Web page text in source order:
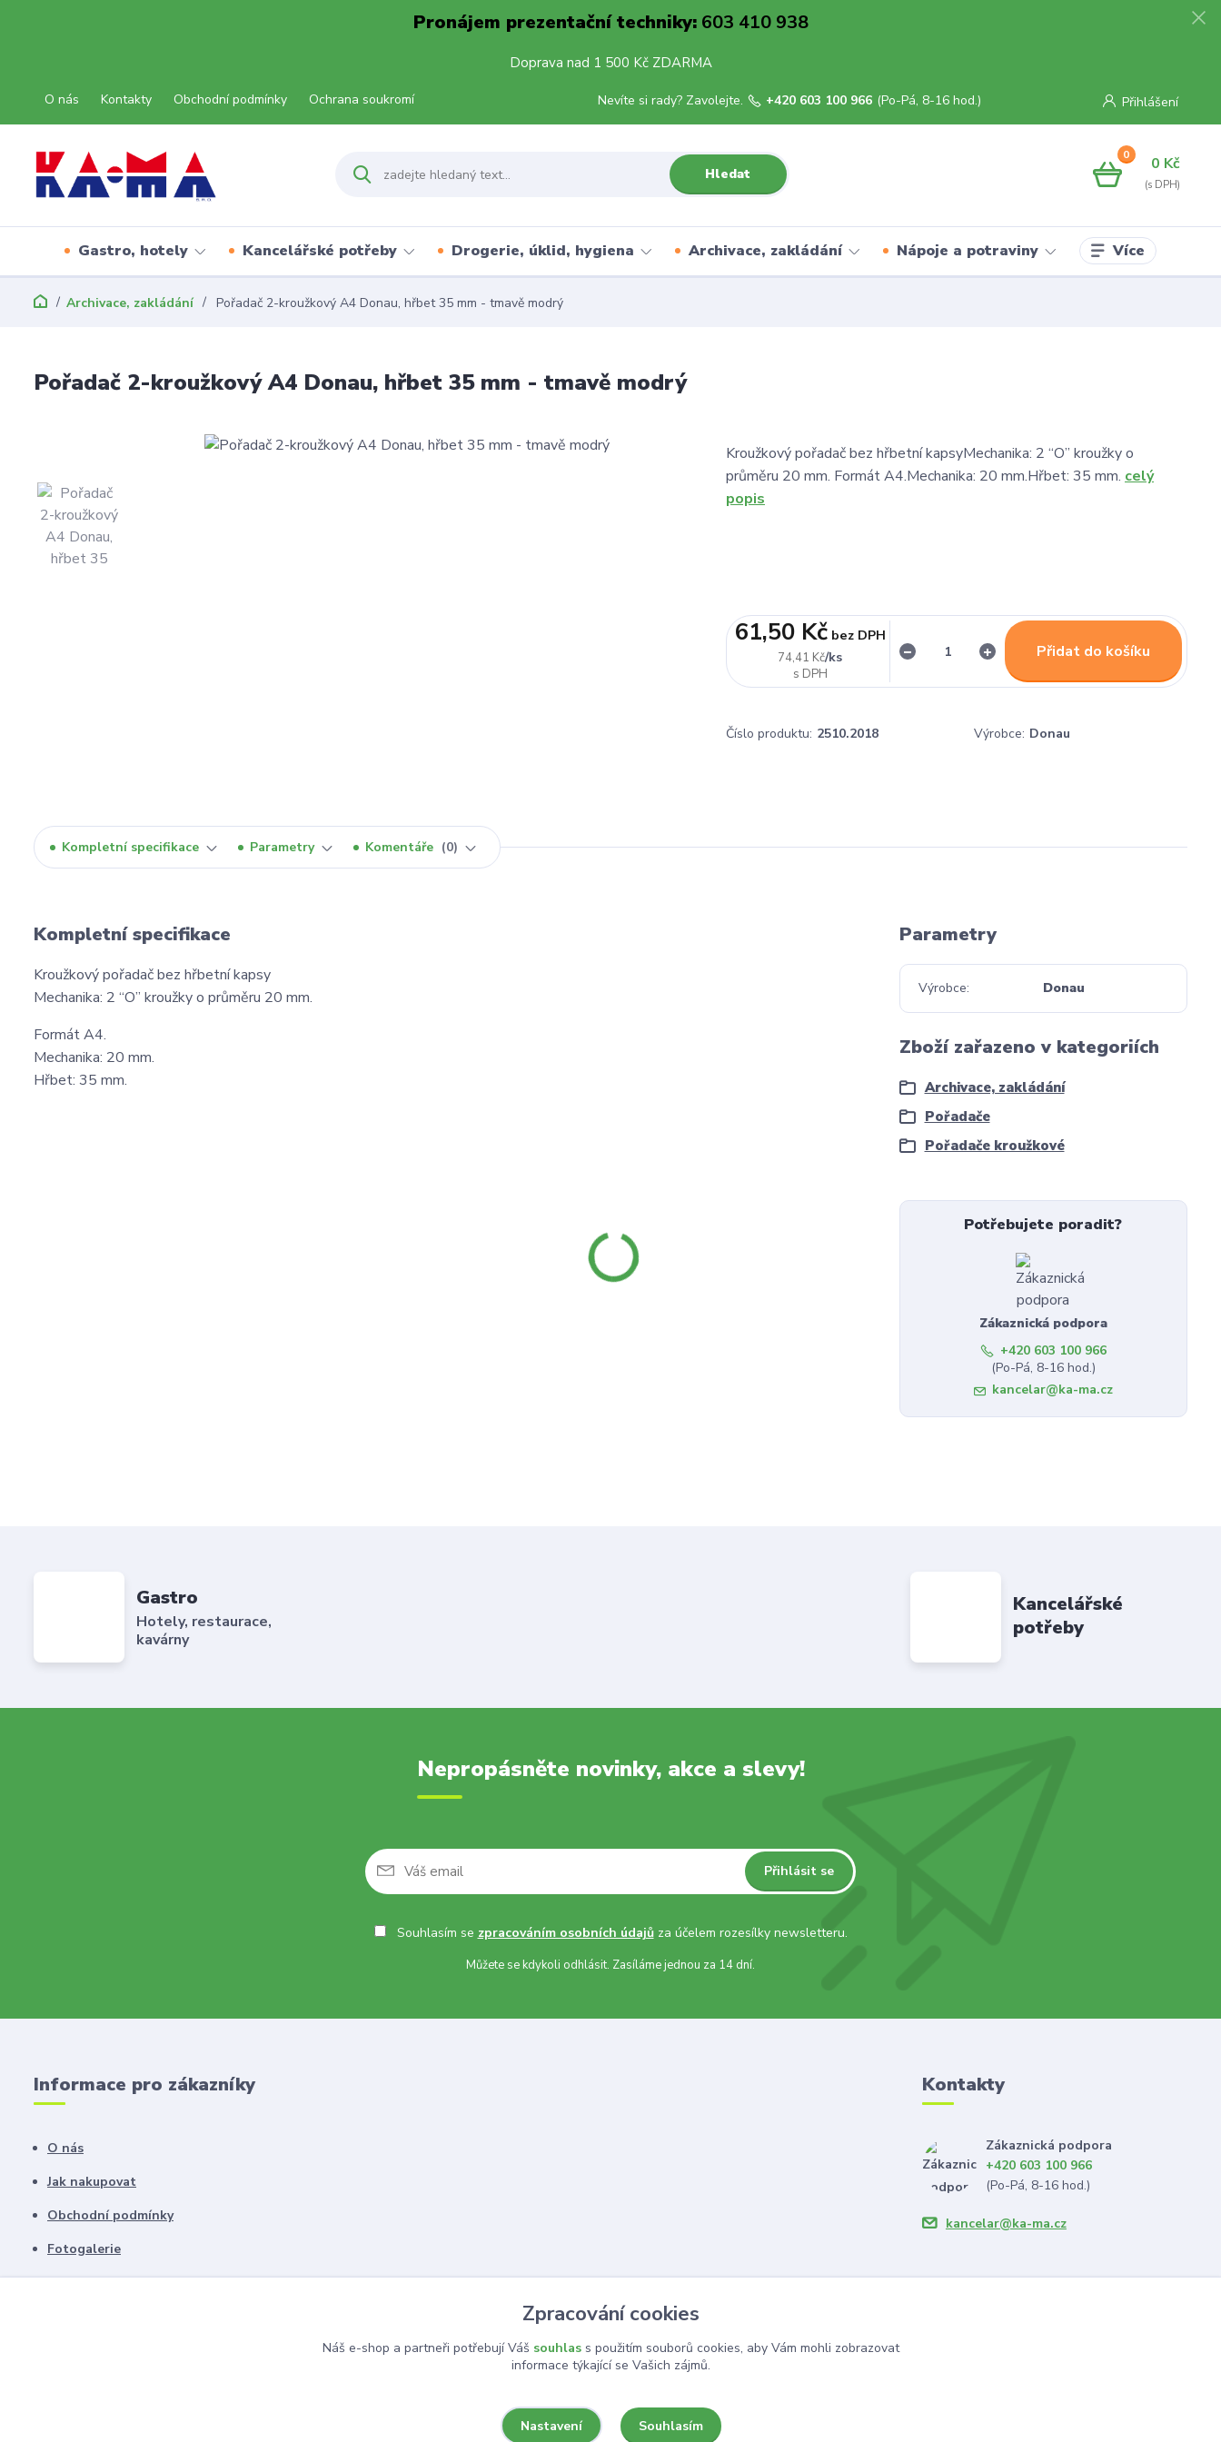
Pronájem prezentační techniky:603 410 938
Doprava nad 1 500 Kč ZDARMA
O nás Kontakty Obchodní podmínky Ochrana soukromí Přihlášení
Hledat
Nevíte si rady? Zavolejte. +420 603 100 966 (Po-Pá, 8-16 hod.)
0 0 Kč
Gastro, hotely Kancelářské potřeby Drogerie, úklid, hygiena Archivace, zakládání Nápoje a potraviny Více
Archivace, zakládání Pořadač 2-kroužkový A4 Donau, hřbet 35 mm - tmavě modrý
Pořadač 2-kroužkový A4 Donau, hřbet 35 mm - tmavě modrý
Kroužkový pořadač bez hřbetní kapsyMechanika: 2 “O” kroužky o
průměru 20 mm. Formát A4.Mechanika: 20 mm.Hřbet: 35 mm. celý
popis
74,41 Kč/ks
61,50 Kč bez DPH
Přidat do košíku
Číslo produktu: 2510.2018 Výrobce: Donau
Kompletní specifikace Parametry Komentáře 0
Kompletní specifikace
Kroužkový pořadač bez hřbetní kapsy
Mechanika: 2 “O” kroužky o průměru 20 mm.
Formát A4.
Mechanika: 20 mm.
Hřbet: 35 mm.
Parametry
Výrobce Donau
Zboží zařazeno v kategoriích
Archivace, zakládání
Pořadače
Pořadače kroužkové
Potřebujete poradit?
Zákaznická podpora
+420 603 100 966
(Po-Pá, 8-16 hod.)
kancelar@ka-ma.cz
Gastro
Hotely, restaurace,
kavárny
Kancelářské
potřeby
Nepropásněte novinky, akce a slevy!
Přihlásit se
Souhlasím se zpracováním osobních údajůza účelem rozesílky newsletteru.
Můžete se kdykoli odhlásit. Zasíláme jednou za 14 dní.
Informace pro zákazníky
O nás
Jak nakupovat
Obchodní podmínky
Fotogalerie
Kontakty
Kontakty
Zákaznická podpora
+420 603 100 966
(Po-Pá, 8-16 hod.)
kancelar@ka-ma.cz
Zpracování cookies
Náš e-shop a partneři potřebují Váš souhlass použitím souborů cookies, aby Vám mohli zobrazovat
informace týkající se Vašich zájmů.
Nastavení Souhlasím